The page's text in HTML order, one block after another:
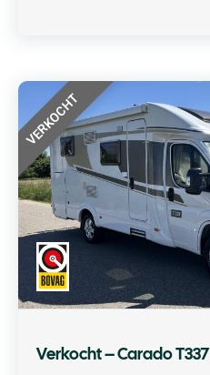
VERKOCHT
Verkocht – Carado T337